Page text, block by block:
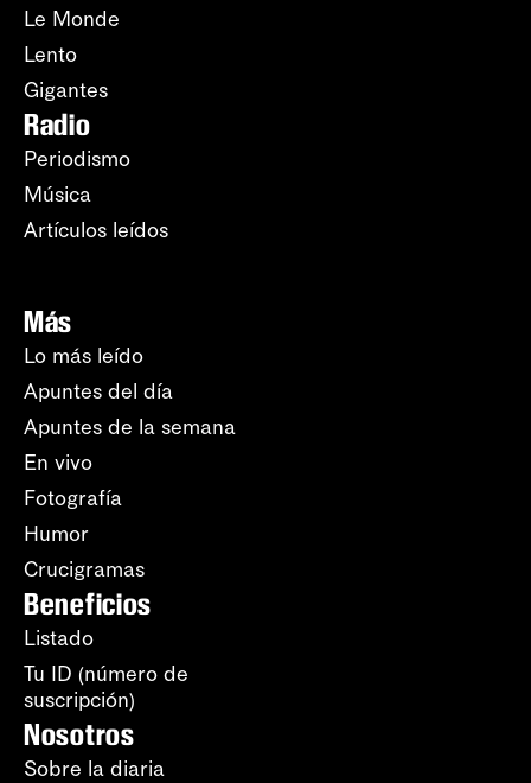
Le Monde
Lento
Gigantes
Radio
Periodismo
Música
Artículos leídos
Más
Lo más leído
Apuntes del día
Apuntes de la semana
En vivo
Fotografía
Humor
Crucigramas
Beneficios
Listado
Tu ID (número de
suscripción)
Nosotros
Sobre la diaria